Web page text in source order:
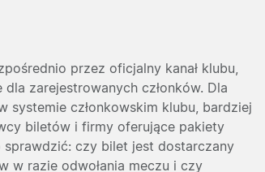
przez oficjalny kanał klubu,
zarejestrowanych członków. Dla
członkowskim klubu, bardziej
biletów i firmy oferujące pakiety
czy bilet jest dostarczany
w razie odwołania meczu i czy